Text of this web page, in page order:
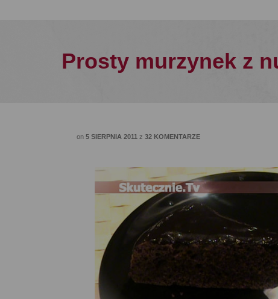
Prosty murzynek z
on 5 SIERPNIA 2011 z 32 KOMENTARZE